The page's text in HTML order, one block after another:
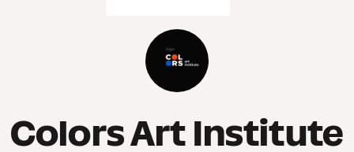
Colors Art Institute